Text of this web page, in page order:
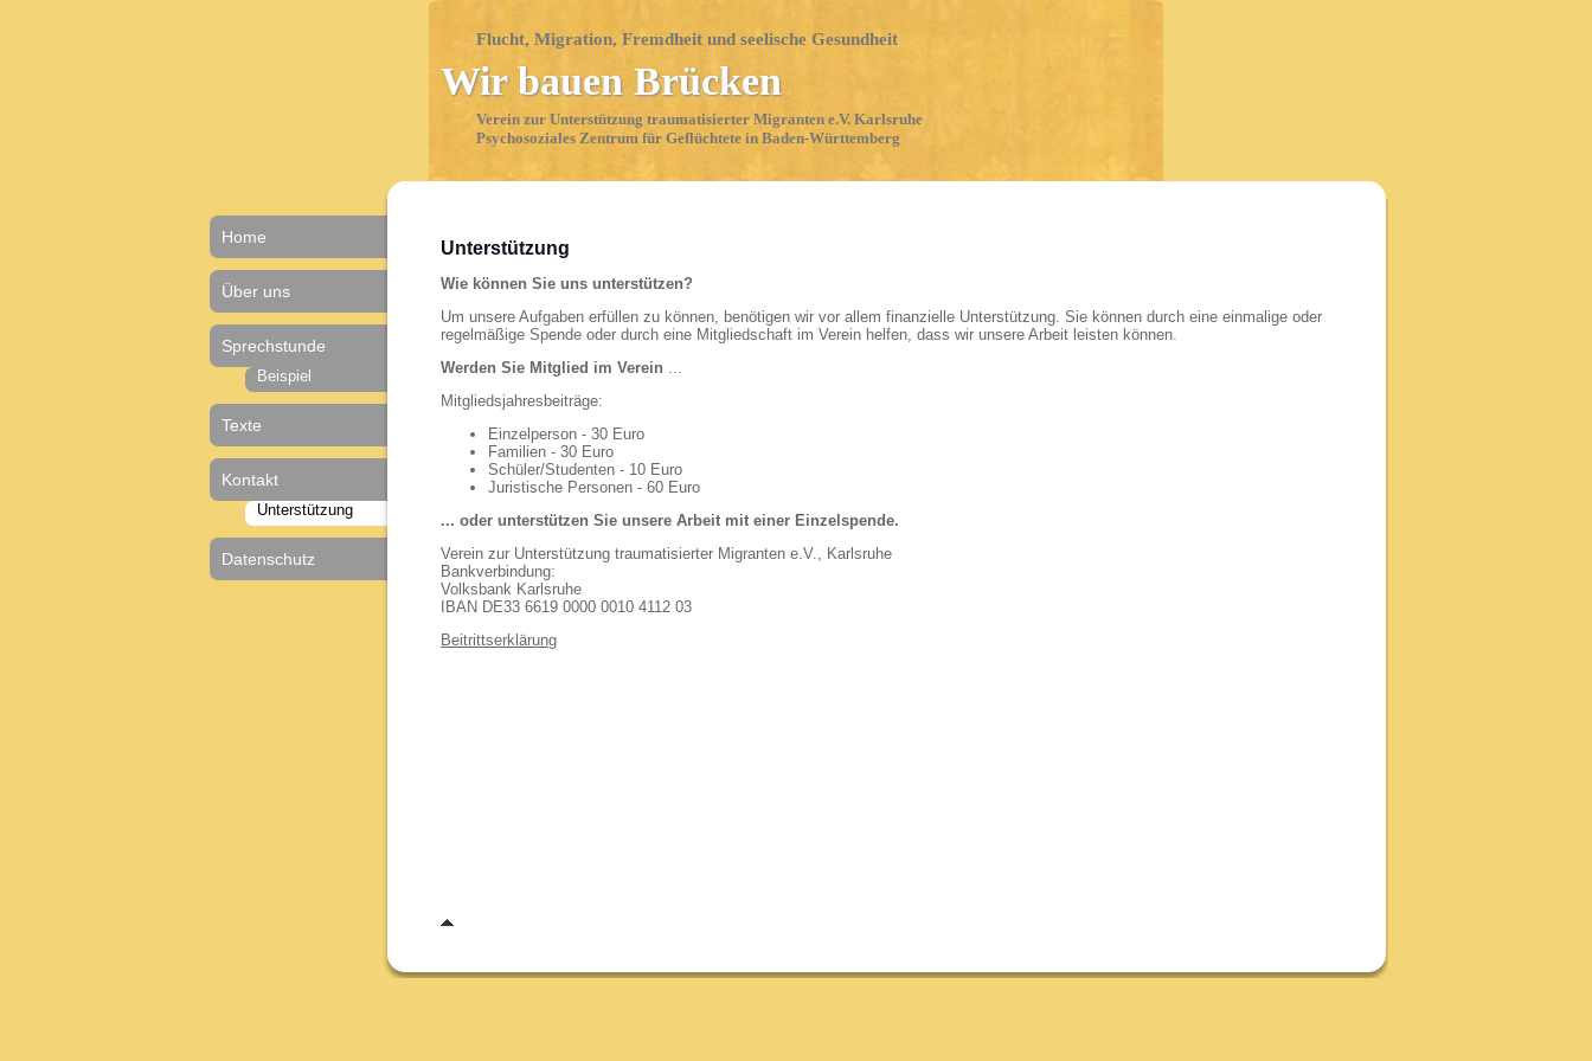
Flucht, Migration, Fremdheit und seelische Gesundheit
Wir bauen Brücken
Verein zur Unterstützung traumatisierter Migranten e.V. Karlsruhe
Psychosoziales Zentrum für Geflüchtete in Baden-Württemberg
Home
Über uns
Sprechstunde
Beispiel
Texte
Kontakt
Unterstützung
Datenschutz
Unterstützung
Wie können Sie uns unterstützen?
Um unsere Aufgaben erfüllen zu können, benötigen wir vor allem finanzielle Unterstützung. Sie können durch eine einmalige oder
regelmäßige Spende oder durch eine Mitgliedschaft im Verein helfen, dass wir unsere Arbeit leisten können.
Werden Sie Mitglied im Verein
Mitgliedsjahresbeiträge:
Einzelperson - 30 Euro
Familien - 30 Euro
Schüler/Studenten - 10 Euro
Juristische Personen - 60 Euro
... oder unterstützen Sie unsere Arbeit mit einer Einzelspende.
Verein zur Unterstützung traumatisierter Migranten e.V., Karlsruhe
Bankverbindung:
Volksbank Karlsruhe
IBAN DE33 6619 0000 0010 4112 03
Beitrittserklärung